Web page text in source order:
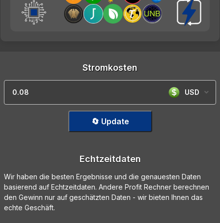
Stromkosten
USD
🔄 Update
Echtzeitdaten
Wir haben die besten Ergebnisse und die genauesten Daten
basierend auf Echtzeitdaten. Andere Profit Rechner berechnen
den Gewinn nur auf geschätzten Daten - wir bieten Ihnen das
echte Geschäft.